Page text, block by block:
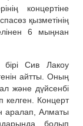
концертіне
қызметінің
6 мыңнан
бірі Сив Лакоу
айтты. Оның
және дүйсенбі
келген. Концерт
аралап, Алматы
болып